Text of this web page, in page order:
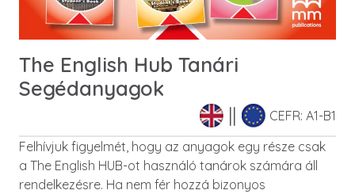
The English Hub Tanári
Segédanyagok
CEFR: A1-B1
Felhívjuk figyelmét, hogy az anyagok egy része csak
a The English HUB-ot használó tanárok számára áll
rendelkezésre. Ha nem fér hozzá bizonyos